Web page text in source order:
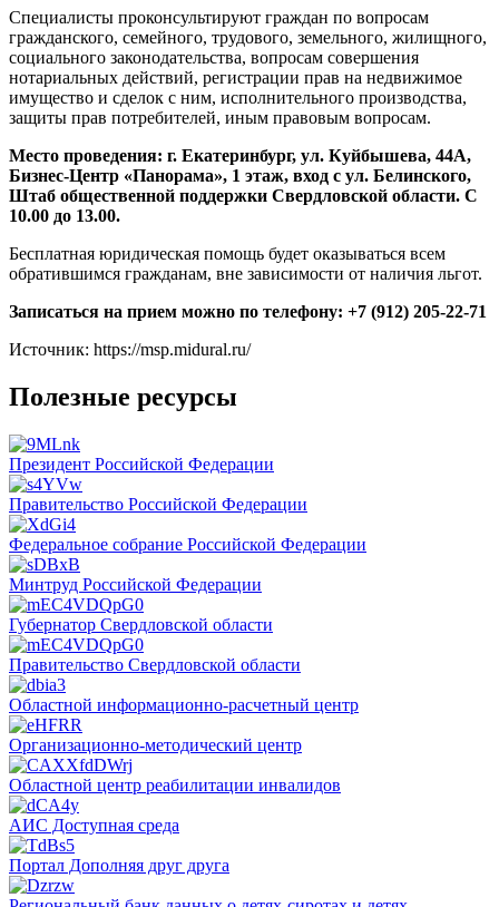
Специалисты проконсультируют граждан по вопросам
гражданского, семейного, трудового, земельного, жилищного,
социального законодательства, вопросам совершения
нотариальных действий, регистрации прав на недвижимое
имущество и сделок с ним, исполнительного производства,
защиты прав потребителей, иным правовым вопросам.
Место проведения: г. Екатеринбург, ул. Куйбышева, 44А,
Бизнес-Центр «Панорама», 1 этаж, вход с ул. Белинского,
Штаб общественной поддержки Свердловской области. С
10.00 до 13.00.
Бесплатная юридическая помощь будет оказываться всем
обратившимся гражданам, вне зависимости от наличия льгот.
Записаться на прием можно по телефону: +7 (912) 205-22-71
Источник: https://msp.midural.ru/
Полезные ресурсы
Президент Российской Федерации
Правительство Российской Федерации
Федеральное собрание Российской Федерации
Минтруд Российской Федерации
Губернатор Свердловской области
Правительство Свердловской области
Областной информационно-расчетный центр
Организационно-методический центр
Областной центр реабилитации инвалидов
АИС Доступная среда
Портал Дополняя друг друга